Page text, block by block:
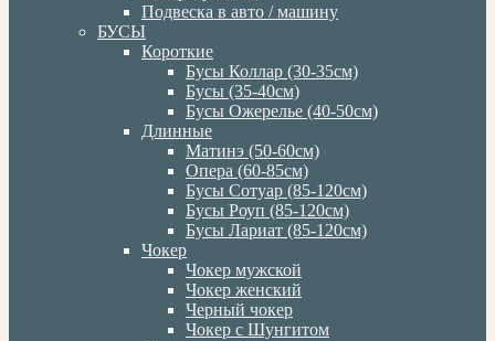
Подвеска в авто / машину
БУСЫ
Короткие
Бусы Коллар (30-35см)
Бусы (35-40см)
Бусы Ожерелье (40-50см)
Длинные
Матинэ (50-60см)
Опера (60-85см)
Бусы Сотуар (85-120см)
Бусы Роуп (85-120см)
Бусы Лариат (85-120см)
Чокер
Чокер мужской
Чокер женский
Черный чокер
Чокер с Шунгитом